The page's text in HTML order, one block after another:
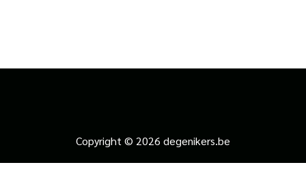
Copyright © 2026 degenikers.be